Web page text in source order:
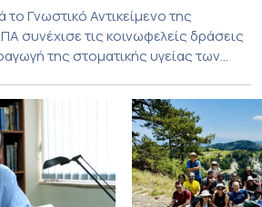
το Γνωστικό Αντικείμενο της
συνέχισε τις κοινωφελείς δράσεις
της στοματικής υγείας των
μάθησης» στο μάθημα της
εξαμήνου, περιλάμβανε
στο Γηροκομείο-
στο Οδοντιατρικό Τμήμα/Μονάδα
Βούλας, στο Κέντρο